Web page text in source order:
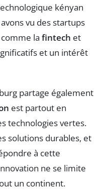
kényan
vu des startups
la fintech et
et un intérêt
partage également
est partout en
technologies vertes.
solutions durables, et
à cette
ne se limite
un continent.